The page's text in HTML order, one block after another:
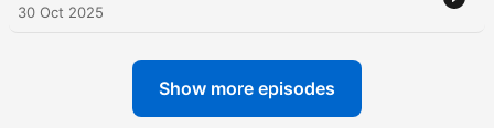
30 Oct 2025
Show more episodes